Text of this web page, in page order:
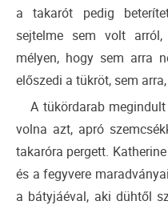
a takarót pedig
sejtelme sem volt
mélyen, hogy sem arra
előszedi a tükröt, sem
A tükördarab
volna azt, apró
takaróra pergett.
és a fegyvere
a bátyjáéval, aki dühtől